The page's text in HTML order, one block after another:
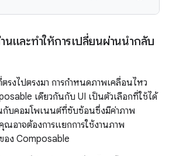
และทำให้การเปลี่ยนผ่านนำกลับ
รงไปตรงมา การกำหนดภาพเคลื่อนไหว
เดียวกันกับ UI เป็นตัวเลือกที่ใช้ได้
นกับคอมโพเนนต์ที่ซับซ้อนซึ่งมีค่าภาพ
ณอาจต้องการแยกการใช้งานภาพ
อง Composable